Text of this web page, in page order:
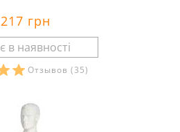
217 грн
Отзывов (35)